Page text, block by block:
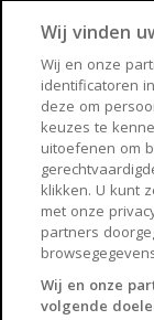
Arnhem
Huisnet
Over Huisnet
Algemene
Privacybeleid
Contact
Wij vinden
Wij en onze
identificatoren
deze om
keuzes te
uitoefenen om
klikken. U kunt
met onze
partners
Wij en onze
volgende